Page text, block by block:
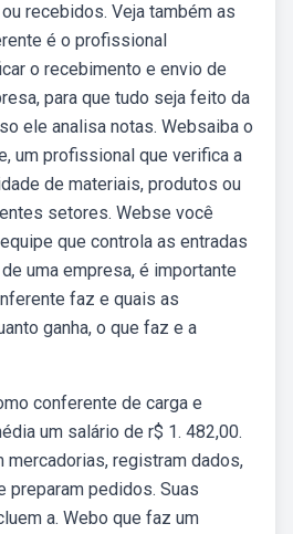
recebidos. Veja também as
é o profissional
o recebimento e envio de
para que tudo seja feito da
ele analisa notas. Websaiba o
um profissional que verifica a
de materiais, produtos ou
setores. Webse você
que controla as entradas
uma empresa, é importante
faz e quais as
ganha, o que faz e a
conferente de carga e
um salário de r$ 1. 482,00.
mercadorias, registram dados,
preparam pedidos. Suas
a. Webo que faz um